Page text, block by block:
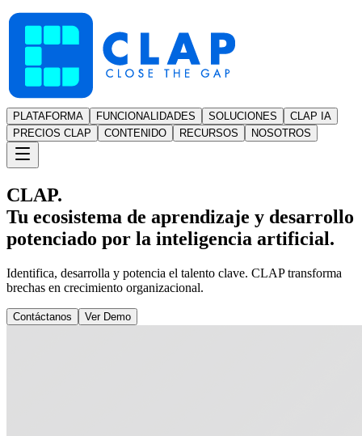
PLATAFORMA FUNCIONALIDADES SOLUCIONES
CLAP IA
PRECIOS CLAP
CONTENIDO RECURSOS NOSOTROS
CLAP.
Tu ecosistema de aprendizaje y desarrollo
potenciado por la inteligencia artificial.
Identifica, desarrolla y potencia el talento clave. CLAP transforma
brechas en crecimiento organizacional.
Contáctanos Ver Demo